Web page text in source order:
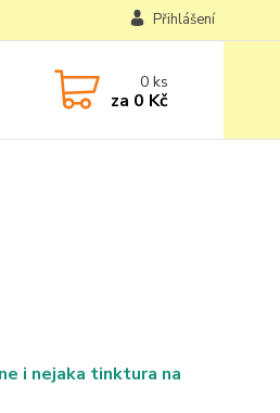
Přihlášení
0ks
za 0 Kč
i nejaka tinktura na